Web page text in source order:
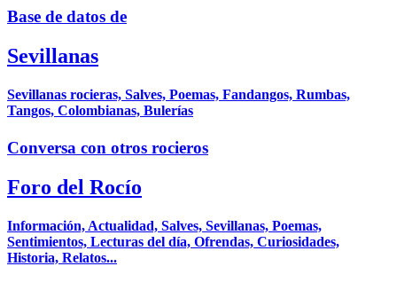
Base de datos de
Sevillanas
Sevillanas rocieras, Salves, Poemas, Fandangos, Rumbas,
Tangos, Colombianas, Bulerías
Conversa con otros rocieros
Foro del Rocío
Información, Actualidad, Salves, Sevillanas, Poemas,
Sentimientos, Lecturas del día, Ofrendas, Curiosidades,
Historia, Relatos...